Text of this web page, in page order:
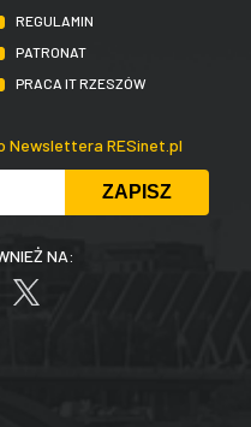
REGULAMIN
PATRONAT
PRACA IT RZESZÓW
Newslettera RESinet.pl
NA: